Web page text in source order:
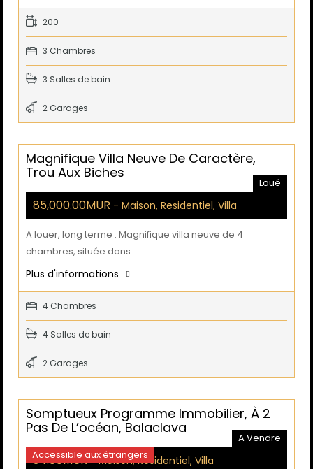
200
3 Chambres
3 Salles de bain
2 Garages
Magnifique Villa Neuve De Caractère,
Trou Aux Biches
Loué
85,000.00MUR - Maison, Residentiel, Villa
A louer, long terme : Magnifique villa neuve de 4
chambres, située dans…
Plus d'informations
4 Chambres
4 Salles de bain
2 Garages
Somptueux Programme Immobilier, À 2
Pas De L’océan, Balaclava
Accessible aux étrangers
A Vendre
34.00MUR- Maison, Residentiel, Villa